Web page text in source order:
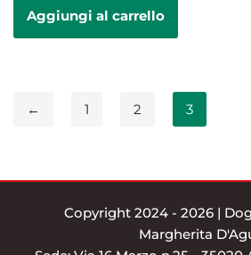
Aggiungi al carrello
← 1 2 3
Copyright 2024 - 2026 |
Margherita